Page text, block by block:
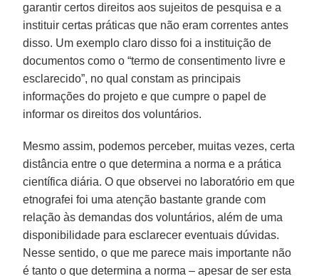
garantir certos direitos aos sujeitos de pesquisa e a
instituir certas práticas que não eram correntes antes
disso. Um exemplo claro disso foi a instituição de
documentos como o “termo de consentimento livre e
esclarecido”, no qual constam as principais
informações do projeto e que cumpre o papel de
informar os direitos dos voluntários.
Mesmo assim, podemos perceber, muitas vezes, certa
distância entre o que determina a norma e a prática
científica diária. O que observei no laboratório em que
etnografei foi uma atenção bastante grande com
relação às demandas dos voluntários, além de uma
disponibilidade para esclarecer eventuais dúvidas.
Nesse sentido, o que me parece mais importante não
é tanto o que determina a norma – apesar de ser esta